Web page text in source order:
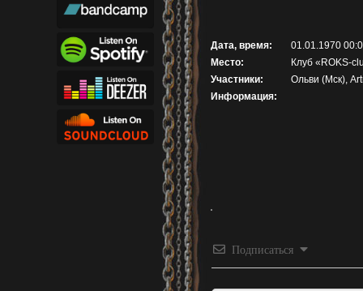
Дата, время:
01.01.1970
Место:
Клуб «ROKS-
Участники:
Ольви (Мск),
Информация:
Подписаться